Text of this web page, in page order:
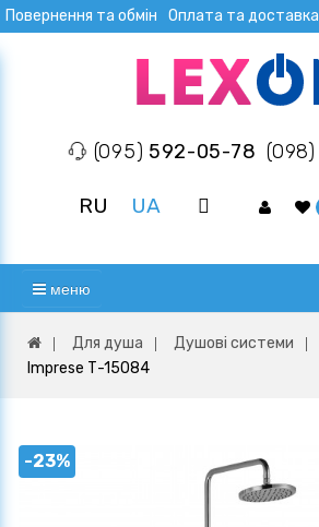
Повернення та обмін Оплата та доставка
(095) 592-05-78 (098)
RU UA
меню
Для душа Душові системи
Imprese Т-15084
-23%